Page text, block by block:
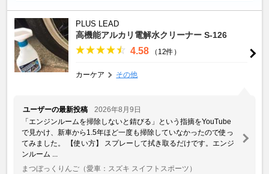
PLUS LEAD
高機能アルカリ電解水クリーナー S-126
4.58 （12件）
カーケア その他
ユーザーの最新投稿
2026年8月9日
「エンジンルームを掃除しないと錆びる」という指摘をYouTube
で見かけ、新車から1.5年ほど一度も掃除していなかったので使っ
てみました。 【使い方】 スプレーして拭き取るだけです。エンジ
ンルーム ...
まつぼっくりんご （愛車：スズキ スイフトスポーツ）